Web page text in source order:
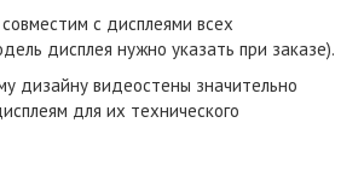
с дисплеями всех
дисплея нужно указать при заказе).
дизайну видеостены значительно
для их технического